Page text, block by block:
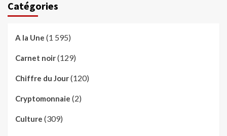
Catégories
A la Une (1 595)
Carnet noir(129)
Chiffre du Jour(120)
Cryptomonnaie (2)
Culture (309)